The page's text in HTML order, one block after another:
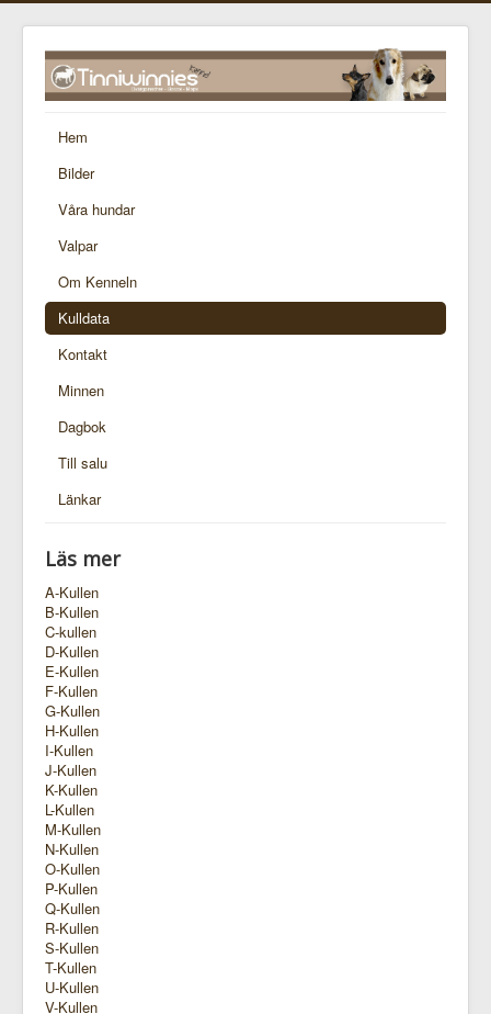
Hem
Bilder
Våra hundar
Valpar
Om Kenneln
Kulldata
Kontakt
Minnen
Dagbok
Till salu
Länkar
Läs mer
A-Kullen
B-Kullen
C-kullen
D-Kullen
E-Kullen
F-Kullen
G-Kullen
H-Kullen
I-Kullen
J-Kullen
K-Kullen
L-Kullen
M-Kullen
N-Kullen
O-Kullen
P-Kullen
Q-Kullen
R-Kullen
S-Kullen
T-Kullen
U-Kullen
V-Kullen